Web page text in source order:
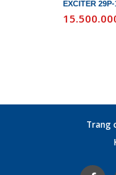
EXCITER
Trang